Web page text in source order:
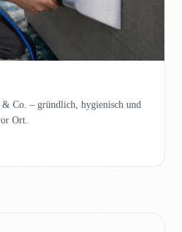
Co. – gründlich, hygienisch und
Ort.